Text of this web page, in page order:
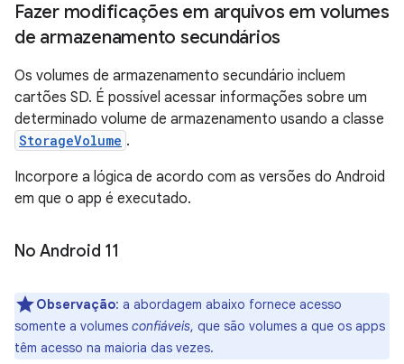
Fazer modificações em arquivos em volumes
de armazenamento secundários
Os volumes de armazenamento secundário incluem
cartões SD. É possível acessar informações sobre um
determinado volume de armazenamento usando a classe
StorageVolume .
Incorpore a lógica de acordo com as versões do Android
em que o app é executado.
No Android 11
Observação: a abordagem abaixo fornece acesso
somente a volumes confiáveis, que são volumes a que os apps
têm acesso na maioria das vezes.